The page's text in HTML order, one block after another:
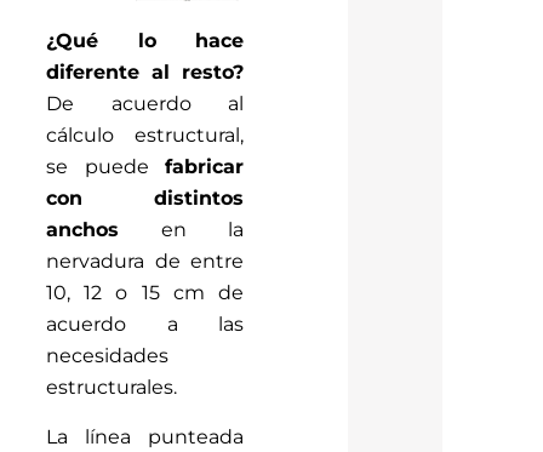
¿Qué lo hace
diferente al resto?
De acuerdo al
cálculo estructural,
se puedefabricar
con distintos
anchosen la
nervadura de entre
10, 12 o 15 cm de
acuerdo a las
necesidades
estructurales.
La línea punteada